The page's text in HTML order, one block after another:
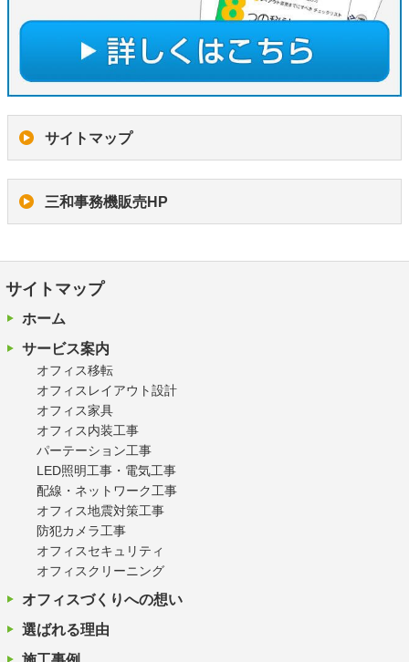
サイトマップ
三和事務機販売HP
サイトマップ
ホーム
サービス案内
オフィス移転
オフィスレイアウト設計
オフィス家具
オフィス内装工事
パーテーション工事
LED照明工事・電気工事
配線・ネットワーク工事
オフィス地震対策工事
防犯カメラ工事
オフィスセキュリティ
オフィスクリーニング
オフィスづくりへの想い
選ばれる理由